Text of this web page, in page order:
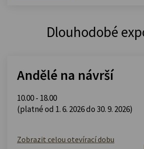
Dlouhodobé
Andělé na návrší
10.00 - 18.00
(platné od 1. 6. 2026 do 30. 9. 2026)
Zobrazit celou otevírací dobu